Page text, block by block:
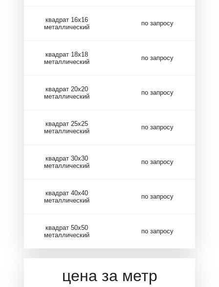
квадрат 16х16
металлический
по запросу
квадрат 18х18
металлический
по запросу
квадрат 20х20
металлический
по запросу
квадрат 25х25
металлический
по запросу
квадрат 30х30
металлический
по запросу
квадрат 40х40
металлический
по запросу
квадрат 50х50
металлический
по запросу
цена за метр